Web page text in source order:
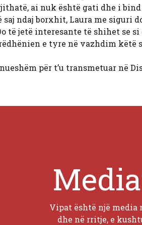
ai nuk është gati dhe i
ndaj borxhit, Laura me siguri
jetë interesante të shihet se si
e tyre në vazhdim këtë
për t’u transmetuar në
Vipat është një
dhe në rritje, e